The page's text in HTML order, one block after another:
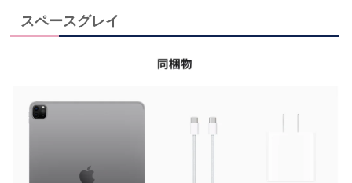
スペースグレイ